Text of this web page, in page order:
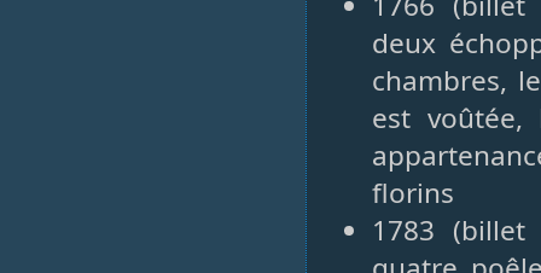
deux
chambres,
est
florins
1783 (billet